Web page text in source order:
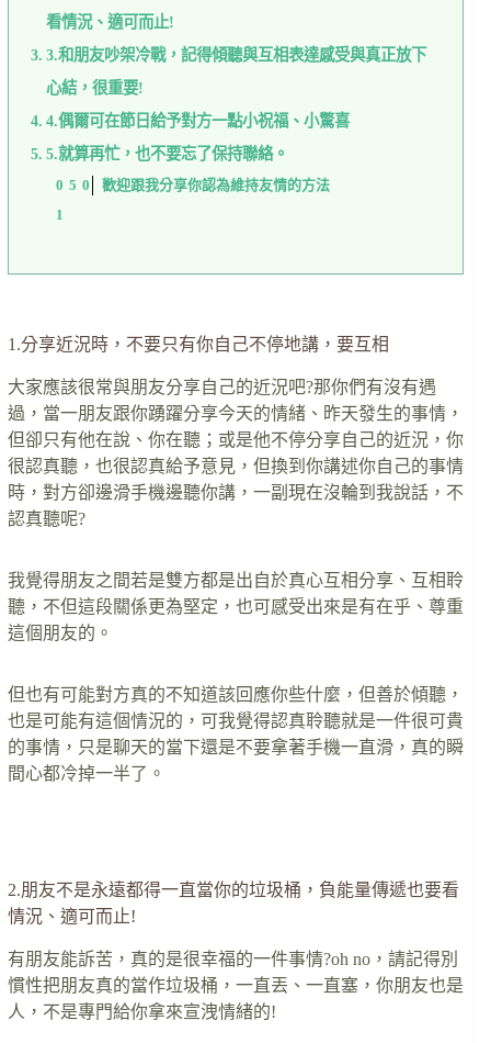
看情況、適可而止!
3.和朋友吵架冷戰，記得傾聽與互相表達感受與真正放下
心結，很重要!
4.偶爾可在節日給予對方一點小祝福、小驚喜
5.就算再忙，也不要忘了保持聯絡。
歡迎跟我分享你認為維持友情的方法
1.分享近況時，不要只有你自己不停地講，要互相
大家應該很常與朋友分享自己的近況吧?那你們有沒有遇
過，當一朋友跟你踴躍分享今天的情緒、昨天發生的事情，
但卻只有他在說、你在聽；或是他不停分享自己的近況，你
很認真聽，也很認真給予意見，但換到你講述你自己的事情
時，對方卻邊滑手機邊聽你講，一副現在沒輪到我說話，不
認真聽呢?
我覺得朋友之間若是雙方都是出自於真心互相分享、互相聆
聽，不但這段關係更為堅定，也可感受出來是有在乎、尊重
這個朋友的。
但也有可能對方真的不知道該回應你些什麼，但善於傾聽，
也是可能有這個情況的，可我覺得認真聆聽就是一件很可貴
的事情，只是聊天的當下還是不要拿著手機一直滑，真的瞬
間心都冷掉一半了。
2.朋友不是永遠都得一直當你的垃圾桶，負能量傳遞也要看
情況、適可而止!
有朋友能訴苦，真的是很幸福的一件事情?oh no，請記得別
慣性把朋友真的當作垃圾桶，一直丟、一直塞，你朋友也是
人，不是專門給你拿來宣洩情緒的!